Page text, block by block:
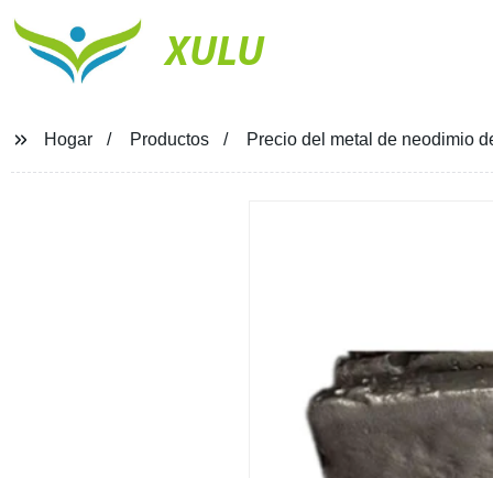
XULU
Hogar Productos Precio del metal de neodimio